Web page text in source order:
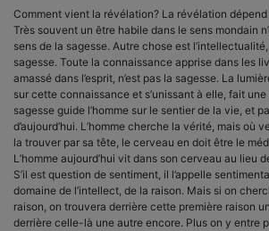
Comment vient la révélation? La révélation dépend
Très souvent un être habile dans le sens mondain
sens de la sagesse. Autre chose est
sagesse. Toute la connaissance apprise dans les
amassé dans l’esprit, n’est pas la sagesse. La
sur cette connaissance et s’unissant à elle, fait
sagesse guide l’homme sur le sentier de la vie, et
d’aujourd’hui. L’homme cherche la vérité, mais où
la trouver par sa tête, le cerveau en doit être le
L’homme aujourd’hui vit dans son cerveau au lieu
S’il est question de sentiment, il l’appelle
domaine de l’intellect, de la raison. Mais si on
raison, on trouvera derrière cette première raison
derrière celle-là une autre encore. Plus on y entre